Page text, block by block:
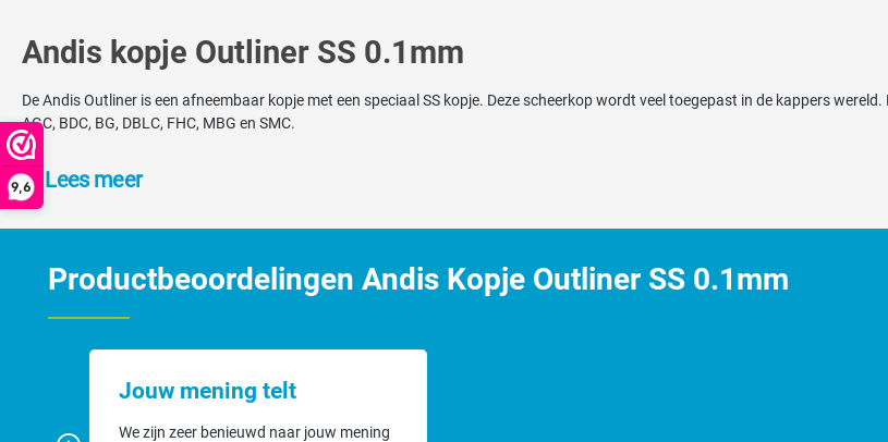
9,6
Andis kopje Outliner SS 0.1mm
De Andis Outliner is een afneembaar kopje met een speciaal SS kopje. Deze scheerkop wordt veel toegepast in de kappers
AGC, BDC, BG, DBLC, FHC, MBG en SMC.
Lees meer
Productbeoordelingen Andis Kopje Outliner SS 0.1mm
Jouw mening telt
We zijn zeer benieuwd naar jouw mening